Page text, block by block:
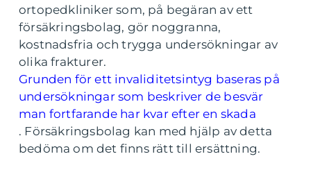
ortopedkliniker som, på begäran av ett
försäkringsbolag, gör noggranna,
kostnadsfria och trygga undersökningar av
olika frakturer.
Grunden för ett invaliditetsintyg baseras på
undersökningar som beskriver de besvär
man fortfarande har kvar efter en skada
. Försäkringsbolag kan med hjälp av detta
bedöma om det finns rätt till ersättning.